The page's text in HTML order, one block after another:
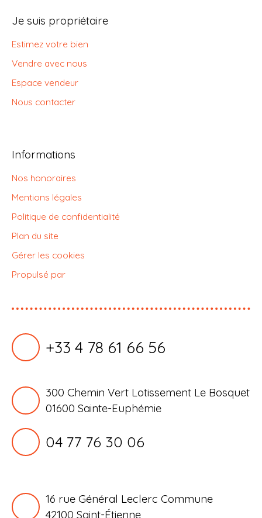
Je suis propriétaire
Estimez votre bien
Vendre avec nous
Espace vendeur
Nous contacter
Informations
Nos honoraires
Mentions légales
Politique de confidentialité
Plan du site
Gérer les cookies
Propulsé par
+33 4 78 61 66 56
300 Chemin Vert Lotissement Le Bosquet
01600 Sainte-Euphémie
04 77 76 30 06
16 rue Général Leclerc Commune
42100 Saint-Étienne